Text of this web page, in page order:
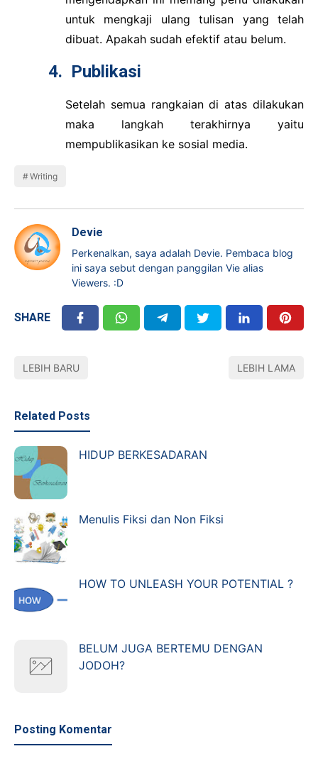
untuk mengkaji ulang tulisan yang telah
dibuat. Apakah sudah efektif atau belum.
4. Publikasi
Setelah semua rangkaian di atas dilakukan
maka langkah terakhirnya yaitu
mempublikasikan ke sosial media.
Writing
Devie
Perkenalkan, saya adalah Devie. Pembaca blog
ini saya sebut dengan panggilan Vie alias
Viewers. :D
SHARE
LEBIH BARU LEBIH LAMA
Related Posts
HIDUP BERKESADARAN
Menulis Fiksi dan Non Fiksi
HOW TO UNLEASH YOUR POTENTIAL ?
BELUM JUGA BERTEMU DENGAN
JODOH?
Posting Komentar